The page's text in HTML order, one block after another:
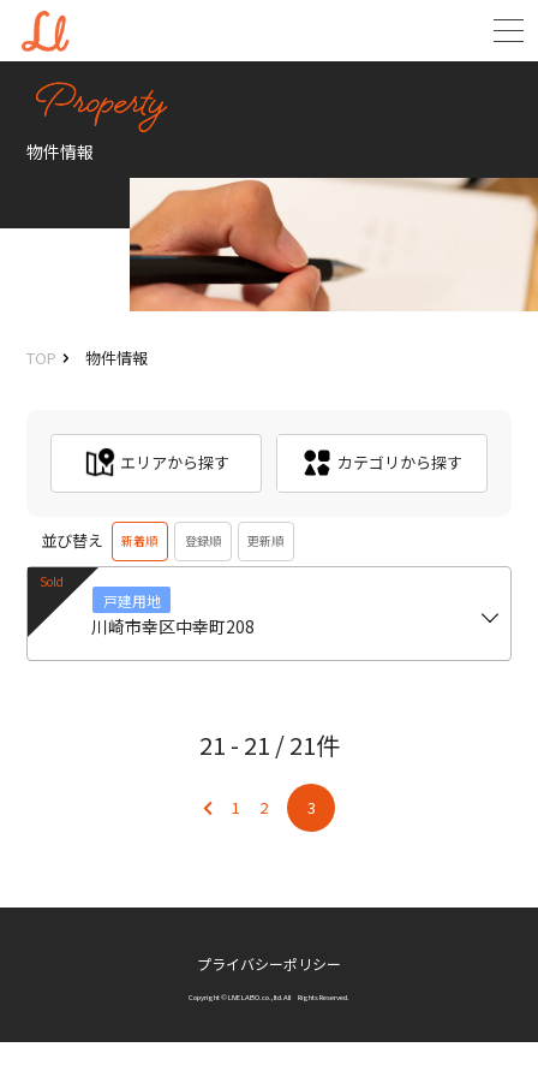
物件情報
TOP 物件情報
エリアから探す カテゴリから探す
並び替え 新着順 登録順 更新順
戸建用地
川崎市幸区中幸町208
21 - 21 /21件
1 2 3
プライバシーポリシー
Copyright © LIVE LABO.co.,ltd.All Rights Reserved.